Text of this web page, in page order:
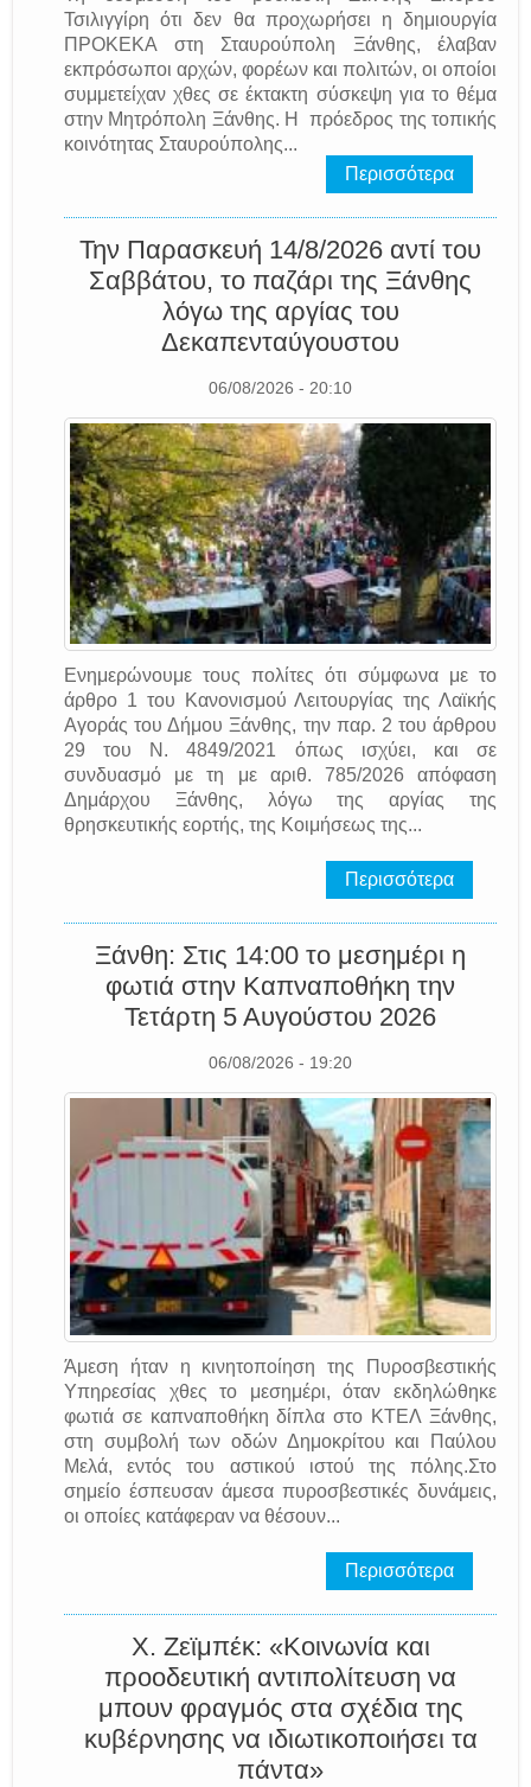
Τσιλιγγίρη ότι δεν θα προχωρήσει η δημιουργία
ΠΡΟΚΕΚΑ στη Σταυρούπολη Ξάνθης, έλαβαν
εκπρόσωποι αρχών, φορέων και πολιτών, οι οποίοι
συμμετείχαν χθες σε έκτακτη σύσκεψη για το θέμα
στην Μητρόπολη Ξάνθης. Η πρόεδρος της τοπικής
κοινότητας Σταυρούπολης...
Περισσότερα
Την Παρασκευή 14/8/2026 αντί του
Σαββάτου, το παζάρι της Ξάνθης
λόγω της αργίας του
Δεκαπενταύγουστου
06/08/2026 - 20:10
Ενημερώνουμε τους πολίτες ότι σύμφωνα με το
άρθρο 1 του Κανονισμού Λειτουργίας της Λαϊκής
Αγοράς του Δήμου Ξάνθης, την παρ. 2 του άρθρου
29 του Ν. 4849/2021 όπως ισχύει, και σε
συνδυασμό με τη με αριθ. 785/2026 απόφαση
Δημάρχου Ξάνθης, λόγω της αργίας της
θρησκευτικής εορτής, της Κοιμήσεως της...
Περισσότερα
Ξάνθη: Στις 14:00 το μεσημέρι η
φωτιά στην Καπναποθήκη την
Τετάρτη 5 Αυγούστου 2026
06/08/2026 - 19:20
Άμεση ήταν η κινητοποίηση της Πυροσβεστικής
Υπηρεσίας χθες το μεσημέρι, όταν εκδηλώθηκε
φωτιά σε καπναποθήκη δίπλα στο ΚΤΕΛ Ξάνθης,
στη συμβολή των οδών Δημοκρίτου και Παύλου
Μελά, εντός του αστικού ιστού της πόλης.Στο
σημείο έσπευσαν άμεσα πυροσβεστικές δυνάμεις,
οι οποίες κατάφεραν να θέσουν...
Περισσότερα
Χ. Ζεϊμπέκ: «Κοινωνία και
προοδευτική αντιπολίτευση να
μπουν φραγμός στα σχέδια της
κυβέρνησης να ιδιωτικοποιήσει τα
πάντα»